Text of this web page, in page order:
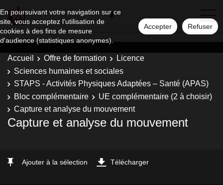
En poursuivant votre navigation sur ce
site, vous acceptez l'utilisation de
cookies à des fins de mesure
d'audience (statistiques anonymes).
Accepter Refuser
Accueil Offre de formation
Licence
Sciences humaines et sociales
STAPS - Activités Physiques Adaptées – Santé (APAS)
Bloc complémentaire
UE complémentaire (2 à choisir)
Capture et analyse du mouvement
Capture et analyse du mouvement
Ajouter à la sélection Télécharger